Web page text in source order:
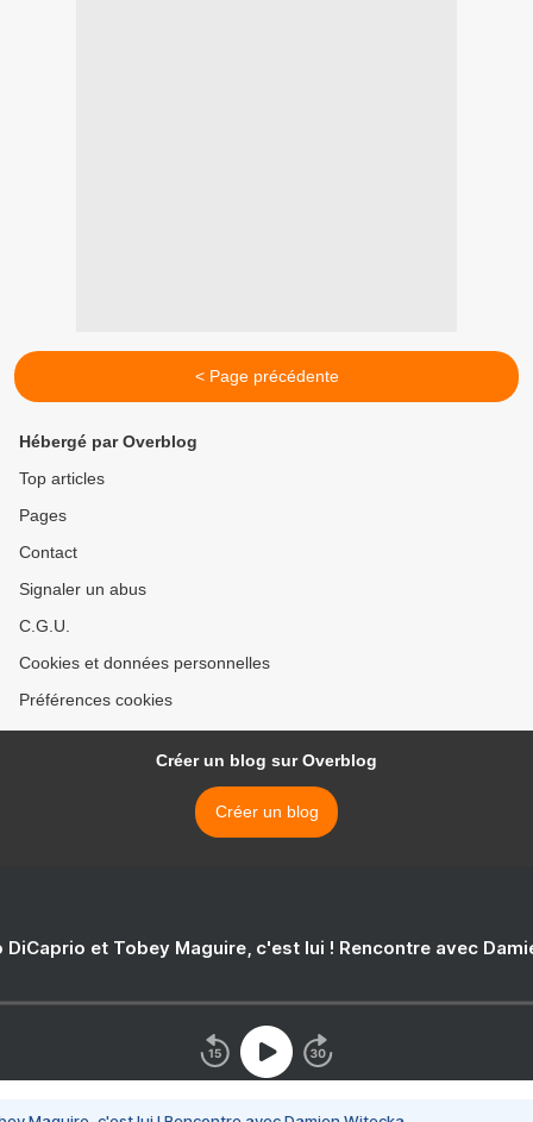
< Page précédente
Hébergé par Overblog
Top articles
Pages
Contact
Signaler un abus
C.G.U.
Cookies et données personnelles
Préférences cookies
Créer un blog sur Overblog
Créer un blog
DiCaprio et Tobey Maguire, c'est lui ! Rencontre avec